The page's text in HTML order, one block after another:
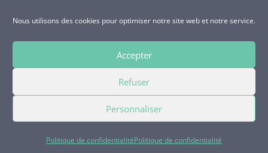
Nous utilisons des cookies pour optimiser notre site web et notre service.
Accepter
Refuser
Personnaliser
Politique de confidentialitéPolitique de confidentialité